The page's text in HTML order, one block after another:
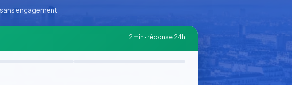
engagement
2 min · réponse 24h